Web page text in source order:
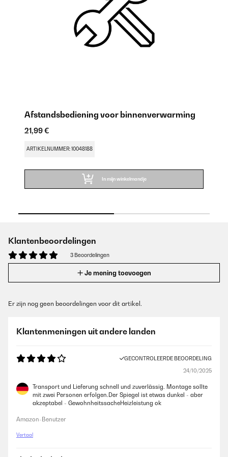
Afstandsbediening voor binnenverwarming
21,99 €
ARTIKELNUMMER: 10048188
In mijn winkelmandje
Klantenbeoordelingen
3 Beoordelingen
Je mening toevoegen
Er zijn nog geen beoordelingen voor dit artikel.
Klantenmeningen uit andere landen
GECONTROLEERDE BEOORDELING
24/10/2025
Transport und Lieferung schnell und zuverlässig. Montage sollte
mit zwei Personen erfolgen.Der Spiegel ist etwas dunkel - aber
akzeptabel - GewohnheitssacheHeizleistung ok
Amazon-Benutzer
Vertaal